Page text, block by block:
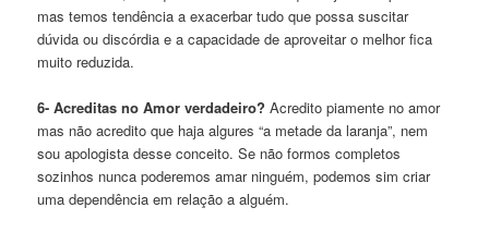
mas temos tendência a exacerbar tudo que possa suscitar
dúvida ou discórdia e a capacidade de aproveitar o melhor fica
muito reduzida.
6- Acreditas no Amor verdadeiro? Acredito piamente no amor
mas não acredito que haja algures “a metade da laranja”, nem
sou apologista desse conceito. Se não formos completos
sozinhos nunca poderemos amar ninguém, podemos sim criar
uma dependência em relação a alguém.